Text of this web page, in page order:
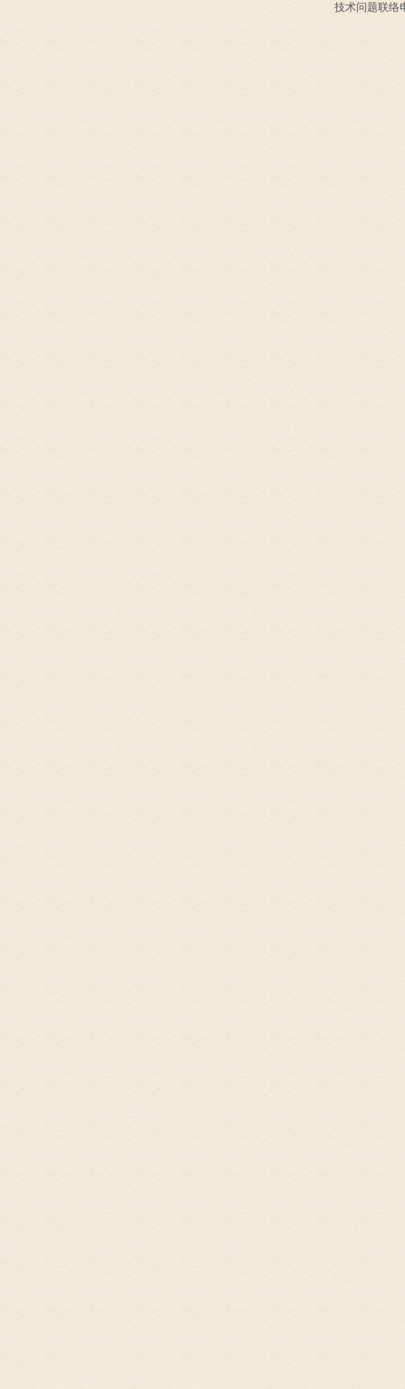
技术问题联络